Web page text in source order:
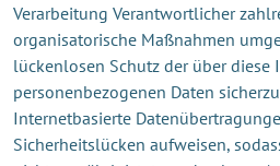
Verarbeitung Verantwortlicher
organisatorische Maßnahmen
lückenlosen Schutz der über diese
personenbezogenen Daten
Internetbasierte
Sicherheitslücken aufweisen,